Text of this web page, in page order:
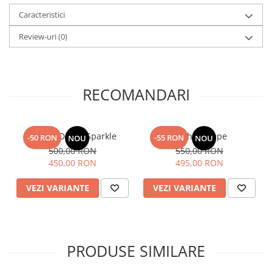
Caracteristici
Review-uri(0)
RECOMANDARI
-50 RON NOU
Rochie Drape Sparkle
500,00 RON
450,00 RON
VEZI VARIANTE
-55 RON NOU
Rochie Drape
550,00 RON
495,00 RON
VEZI VARIANTE
PRODUSE SIMILARE